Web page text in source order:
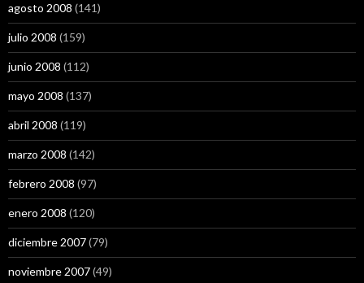
agosto 2008 (141)
julio 2008 (159)
junio 2008 (112)
mayo 2008 (137)
abril 2008 (119)
marzo 2008 (142)
febrero 2008 (97)
enero 2008 (120)
diciembre 2007(79)
noviembre 2007(49)